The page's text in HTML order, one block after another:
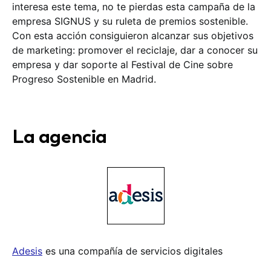
interesa este tema, no te pierdas esta campaña de la
empresa SIGNUS y su ruleta de premios sostenible.
Con esta acción consiguieron alcanzar sus objetivos
de marketing: promover el reciclaje, dar a conocer su
empresa y dar soporte al Festival de Cine sobre
Progreso Sostenible en Madrid.
La agencia
Adesis es una compañía de servicios digitales